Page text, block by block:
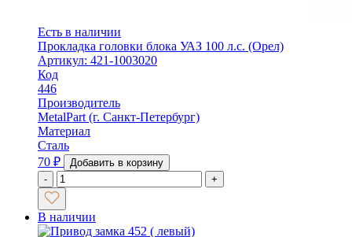
Есть в наличии
Прокладка головки блока УАЗ 100 л.с. (Орел)
Артикул: 421-1003020
Код
446
Производитель
MetalPart (г. Санкт-Петербург)
Материал
Сталь
70 ₽
Добавить в корзину
-
+
В наличии